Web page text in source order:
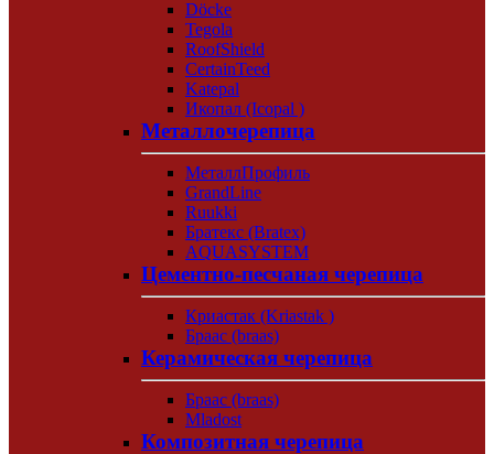
Döcke
Tegola
RoofShield
CertainTeed
Katepal
Икопал (Icopal )
Металлочерепица
МеталлПрофиль
GrandLine
Ruukki
Братекс (Bratex)
AQUASYSTEM
Цементно-песчаная черепица
Криастак (Kriastak )
Браас (braas)
Керамическая черепица
Браас (braas)
Mladost
Композитная черепица